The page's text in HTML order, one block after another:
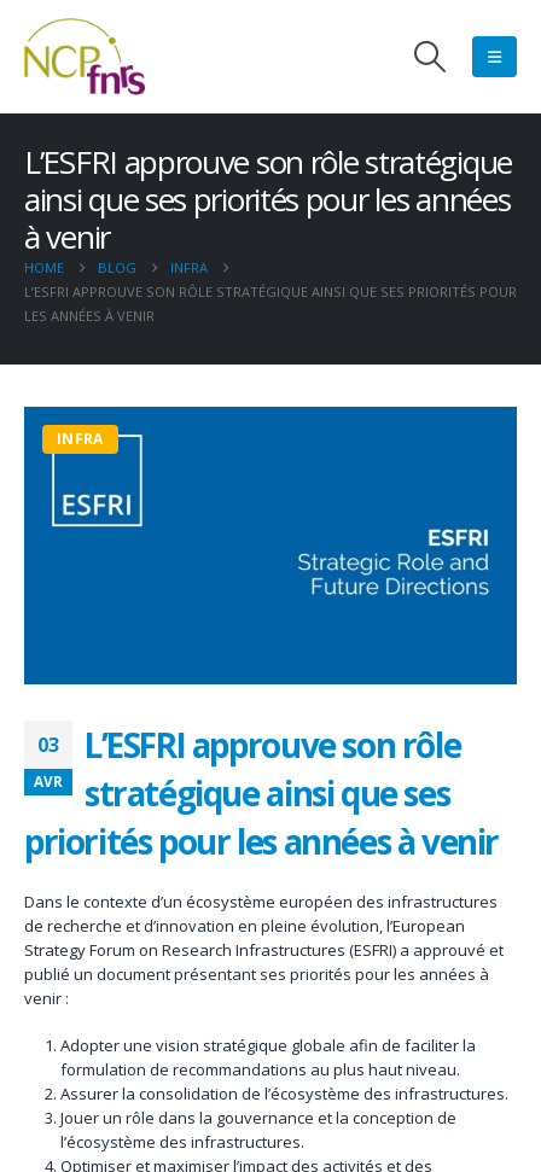
L’ESFRI approuve son rôle stratégique
ainsi que ses priorités pour les années
à venir
HOME BLOG
INFRA
L’ESFRI APPROUVE SON RÔLE STRATÉGIQUE AINSI QUE SES PRIORITÉS POUR
LES ANNÉES À VENIR
03
AVR
L’ESFRI approuve son rôle
stratégique ainsi que ses
priorités pour les années à venir
Dans le contexte d’un écosystème européen des infrastructures
de recherche et d’innovation en pleine évolution, l’European
Strategy Forum on Research Infrastructures (ESFRI) a approuvé et
publié un document présentant ses priorités pour les années à
venir :
Adopter une vision stratégique globale afin de faciliter la
formulation de recommandations au plus haut niveau.
Assurer la consolidation de l’écosystème des infrastructures.
Jouer un rôle dans la gouvernance et la conception de
l’écosystème des infrastructures.
Optimiser et maximiser l’impact des activités et des
INFRA